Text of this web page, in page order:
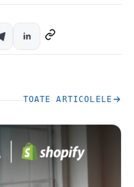
TOATE ARTICOLELE